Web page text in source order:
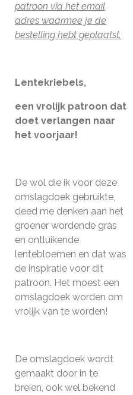
patroon via het email
adres waarmee je de
bestelling hebt geplaatst.
Lentekriebels,
een vrolijk patroon dat
doet verlangen naar
het voorjaar!
De wol die ik voor deze
omslagdoek gebruikte,
deed me denken aan het
groener wordende gras
en ontluikende
lentebloemen en dat was
de inspiratie voor dit
patroon. Het moest een
omslagdoek worden om
vrolijk van te worden!
De omslagdoek wordt
gemaakt door in te
breien, ook wel bekend